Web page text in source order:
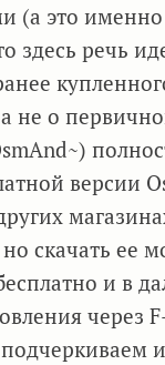
(а это
здесь речь
не о
версии
скачать ее
и в
через